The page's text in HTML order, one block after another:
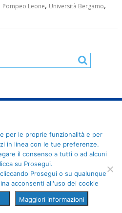
Pompeo Leone, Università Bergamo,
dello Sport Universitario - Via
Roma - C.F. 80109270589
per le proprie funzionalità e per
in linea con le tue preferenze.
il consenso a tutti o ad alcuni
su Prosegui.
Prosegui o su qualunque
acconsenti all'uso dei cookie
Maggiori informazioni